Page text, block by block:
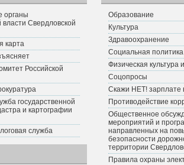
органы
власти Свердловской
карта
Российской
государственной
и картографии
служба
Образование
Культура
Здравоохранение
Социальная политика
Физическая культура
Соцопросы
Скажи НЕТ! зарплате
Противодействие
Общественное
мероприятий и
направленных на
безопасности
территории
Правила охраны